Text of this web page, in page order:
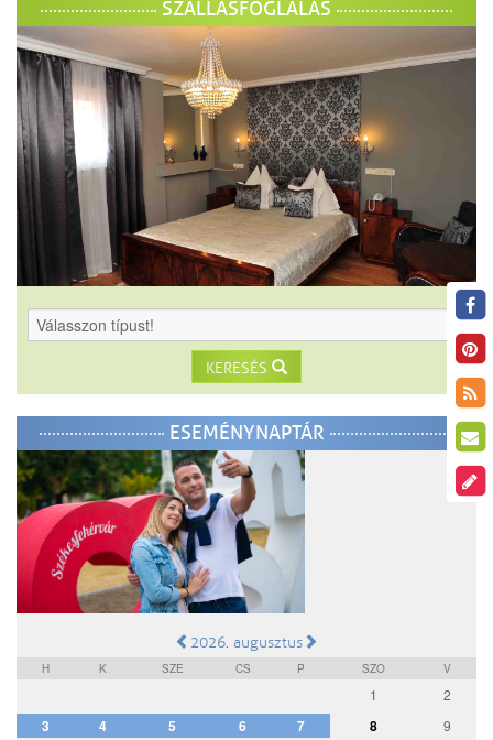
SZÁLLÁSFOGLALÁS
KERESÉS
ESEMÉNYNAPTÁR
2026. augusztus
H K SZE CS P SZO V
1 2
3 4 5 6 7 8 9